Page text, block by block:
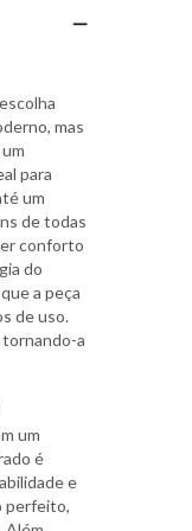
mas
para
um
de todas
conforto
do
a peça
de uso.
a
um
é
e
perfeito,